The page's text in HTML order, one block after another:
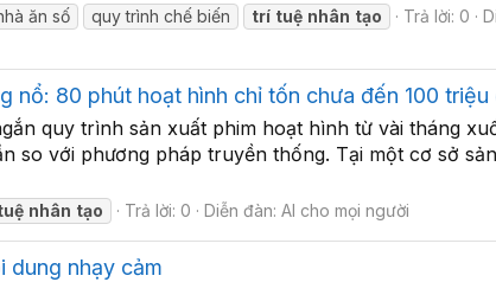
ăn số quy trình chế biến trí tuệ nhân tạo Trả lời: 0
nổ: 80 phút hoạt hình chỉ tốn chưa đến 100 triệu
quy trình sản xuất phim hoạt hình từ vài tháng
so với phương pháp truyền thống. Tại một cơ sở
nhân tạo Trả lời: 0 Diễn đàn:AI cho mọi người
dung nhạy cảm